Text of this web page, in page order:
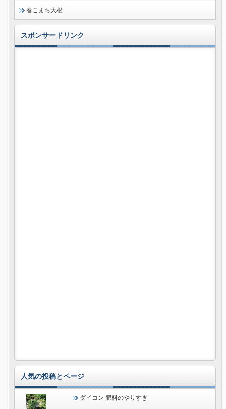
春こまち大根
スポンサードリンク
人気の投稿とページ
ダイコン 肥料のやりすぎ